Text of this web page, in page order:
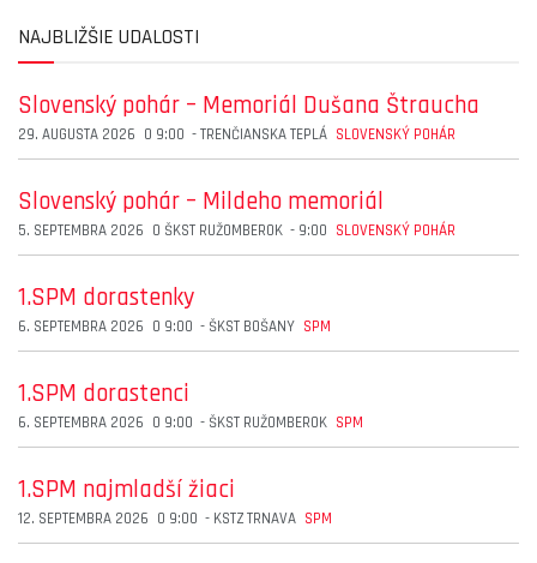
NAJBLIŽŠIE UDALOSTI
Slovenský pohár – Memoriál Dušana Štraucha
29. AUGUSTA 2026 O 9:00 -TRENČIANSKA TEPLÁ SLOVENSKÝ POHÁR
Slovenský pohár – Mildeho memoriál
5. SEPTEMBRA 2026 O ŠKST RUŽOMBEROK - 9:00 SLOVENSKÝ POHÁR
1.SPM dorastenky
6. SEPTEMBRA 2026 O 9:00 - ŠKST BOŠANY SPM
1.SPM dorastenci
6. SEPTEMBRA 2026 O 9:00 - ŠKST RUŽOMBEROK SPM
1.SPM najmladší žiaci
12. SEPTEMBRA 2026 O 9:00 - KSTZ TRNAVA SPM